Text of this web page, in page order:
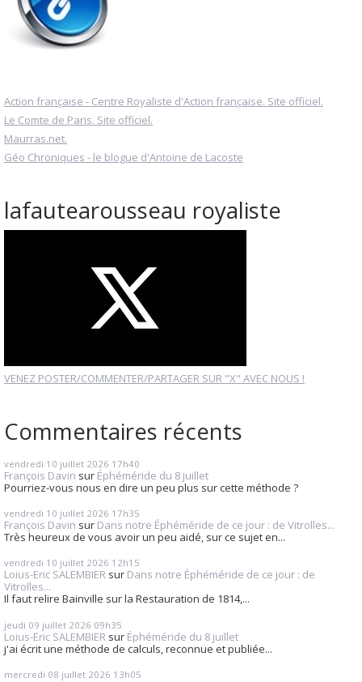
Action française - Centre Royaliste d'Action française. Site officiel.
Le Comte de Paris. Site officiel.
Maurras.net.
Géo Chroniques - le blogue d'Antoine de Lacoste
lafautearousseau royaliste
VENEZ POSTER/COMMENTER/PARTAGER SUR "X" AVEC NOUS !
Commentaires récents
vendredi 10 juillet 2026 17h40
François Davin sur Éphéméride du 8 juillet
Pourriez-vous nous en dire un peu plus sur cette méthode ?
vendredi 10 juillet 2026 17h35
François Davin sur Dans notre Éphéméride de ce jour : de Vitrolles...
Très heureux de vous avoir un peu aidé, sur ce sujet en...
vendredi 10 juillet 2026 12h15
Loius-Eric SALEMBIER sur Dans notre Éphéméride de ce jour : de
Vitrolles...
Il faut relire Bainville sur la Restauration de 1814,...
jeudi 09 juillet 2026 09h35
Loius-Eric SALEMBIER sur Éphéméride du 8 juillet
j'ai écrit une méthode de calculs, reconnue et publiée...
mercredi 08 juillet 2026 13h05